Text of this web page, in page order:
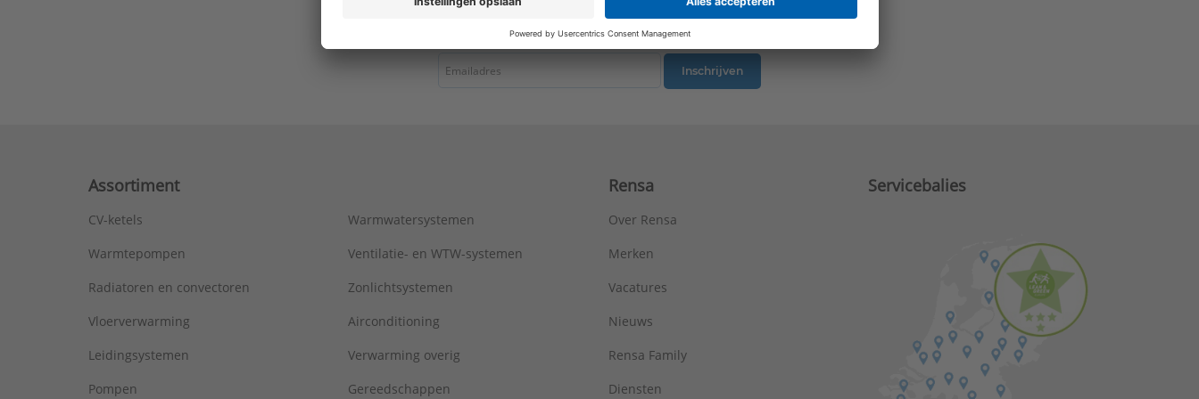
Inschrijven
Assortiment
CV-ketels
Warmtepompen
Radiatoren en convectoren
Vloerverwarming
Leidingsystemen
Pompen
Warmwatersystemen
Ventilatie- en WTW-systemen
Zonlichtsystemen
Airconditioning
Verwarming overig
Gereedschappen
Rensa
Over Rensa
Merken
Vacatures
Nieuws
Rensa Family
Diensten
Servicebalies